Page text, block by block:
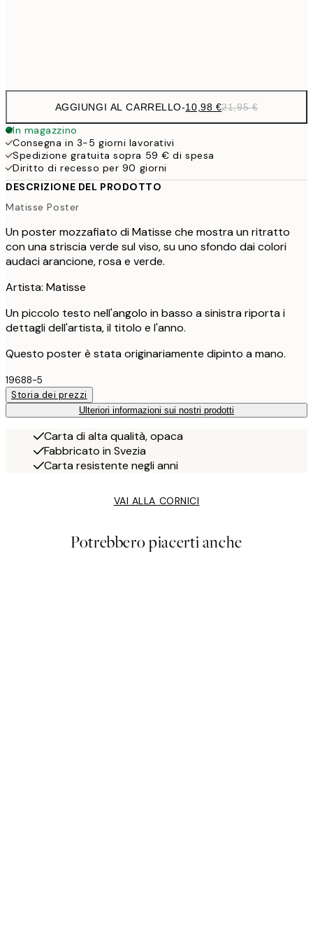
AGGIUNGI AL CARRELLO-10,98 €21,95 €
In magazzino
Consegna in 3-5 giorni lavorativi
Spedizione gratuita sopra 59 € di spesa
Diritto di recesso per 90 giorni
DESCRIZIONE DEL PRODOTTO
Matisse Poster
Un poster mozzafiato di Matisse che mostra un ritratto
con una striscia verde sul viso, su uno sfondo dai colori
audaci arancione, rosa e verde.
Artista: Matisse
Un piccolo testo nell'angolo in basso a sinistra riporta i
dettagli dell'artista, il titolo e l'anno.
Questo poster è stata originariamente dipinto a mano.
19688-5
Storia dei prezzi
Ulteriori informazioni sui nostri prodotti
Carta di alta qualità, opaca
Fabbricato in Svezia
Carta resistente negli anni
VAI ALLA CORNICI
Potrebbero piacerti anche